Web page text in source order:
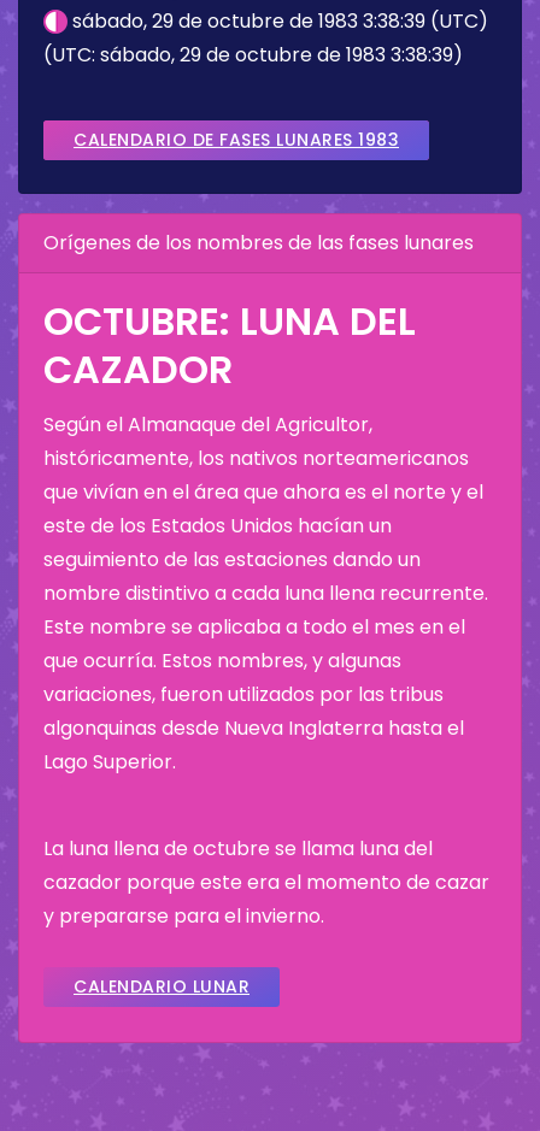
sábado, 29 de octubre de 1983 3:38:39 (UTC)
(UTC: sábado, 29 de octubre de 1983 3:38:39)
CALENDARIO DE FASES LUNARES 1983
Orígenes de los nombres de las fases lunares
OCTUBRE: LUNA DEL
CAZADOR
Según el Almanaque del Agricultor,
históricamente, los nativos norteamericanos
que vivían en el área que ahora es el norte y el
este de los Estados Unidos hacían un
seguimiento de las estaciones dando un
nombre distintivo a cada luna llena recurrente.
Este nombre se aplicaba a todo el mes en el
que ocurría. Estos nombres, y algunas
variaciones, fueron utilizados por las tribus
algonquinas desde Nueva Inglaterra hasta el
Lago Superior.
La luna llena de octubre se llama luna del
cazador porque este era el momento de cazar
y prepararse para el invierno.
CALENDARIO LUNAR